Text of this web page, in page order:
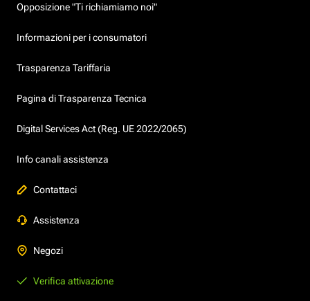
Opposizione "Ti richiamiamo noi"
Informazioni per i consumatori
Trasparenza Tariffaria
Pagina di Trasparenza Tecnica
Digital Services Act (Reg. UE 2022/2065)
Info canali assistenza
Contattaci
Assistenza
Negozi
Verifica attivazione